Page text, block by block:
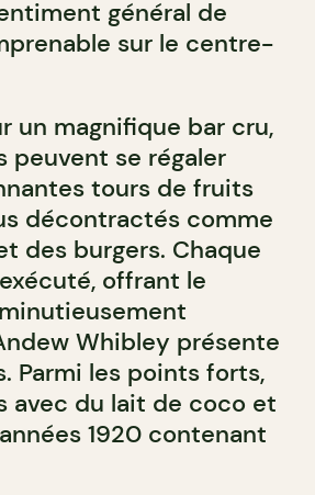
général de
sur le centre-
un magnifique bar cru,
peuvent se régaler
tours de fruits
décontractés comme
des burgers. Chaque
offrant le
Whibley présente
Parmi les points forts,
avec du lait de coco et
1920 contenant